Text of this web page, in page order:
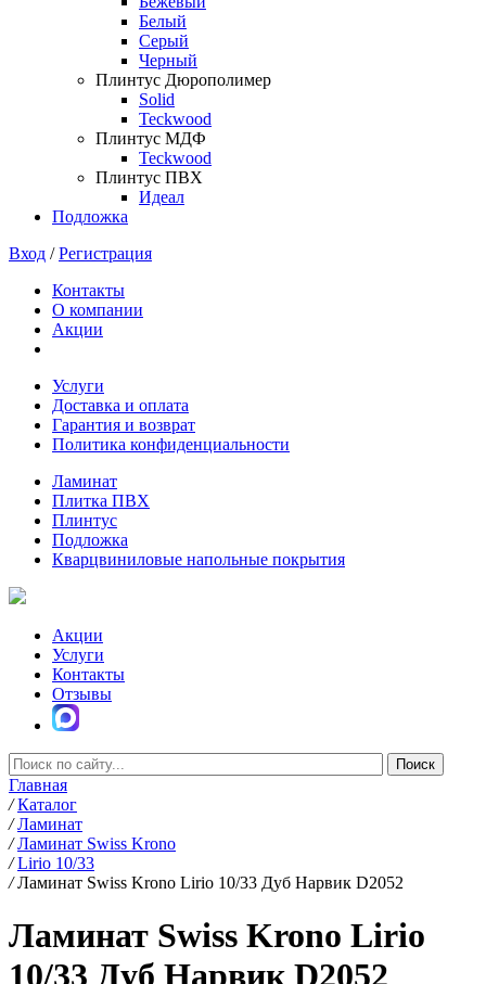
Белый
Серый
Черный
Плинтус Дюрополимер
Solid
Teckwood
Плинтус МДФ
Teckwood
Плинтус ПВХ
Идеал
Подложка
Вход /Регистрация
Контакты
О компании
Акции
Услуги
Доставка и оплата
Гарантия и возврат
Политика конфиденциальности
Ламинат
Плитка ПВХ
Плинтус
Подложка
Кварцвиниловые напольные покрытия
Акции
Услуги
Контакты
Отзывы
Главная
/ Каталог
/ Ламинат
/ Ламинат Swiss Krono
/ Lirio 10/33
/ Ламинат Swiss Krono Lirio 10/33 Дуб Нарвик D2052
Ламинат Swiss Krono Lirio
10/33 Дуб Нарвик D2052